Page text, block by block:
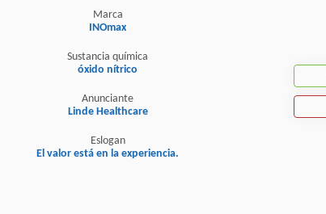
Marca
INOmax
Sustancia química
óxido nítrico
Anunciante
Linde Healthcare
Eslogan
El valor está en la experiencia.